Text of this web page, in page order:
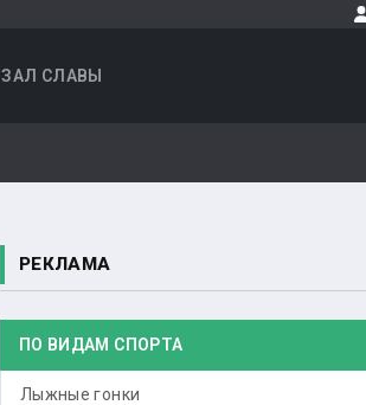
ЗАЛ СЛАВЫ
РЕКЛАМА
ПО ВИДАМ СПОРТА
Лыжные гонки